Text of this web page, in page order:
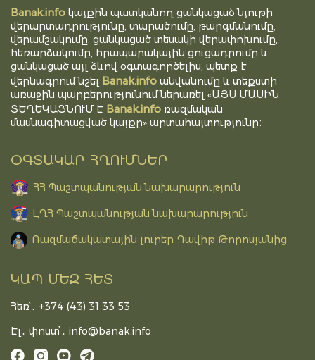
Banak.info կայքին պատկանող ցանկացած նյութի
վերարտադրությունը, տարածումը, թարգմանումը,
վերամշակումը, ցանկացած տեսակի վերափոխումը,
հեռարձակումը, հրապարակային ցուցադրումը և
ցանկացած այլ ձևով օգտագործելիս, պետք է
վերնագրում նշել Banak.info անվանումը և տեքստի
առաջին պարբերությունում ներառել «ԱՅՍ ՄԱՍԻՆ
ՏԵՂԵԿԱՑՆՈՒՄ Է Banak.info ռազմական
մասնագիտացված կայքը» արտահայտությունը։
ՕԳՏԱԿԱՐ ՀՂՈՒՄՆԵՐ
ՀՀ Պաշտպանության նախարարություն
ԼՂՀ Պաշտպանության նախարարություն
Ռազմաճակատային լուրեր Դավիթ Թորոսյանից
ԿԱՊ ՄԵԶ ՀԵՏ
Հեռ՝․ +374 (43) 31 33 53
Էլ․ փոստ՝․ info@banak.info